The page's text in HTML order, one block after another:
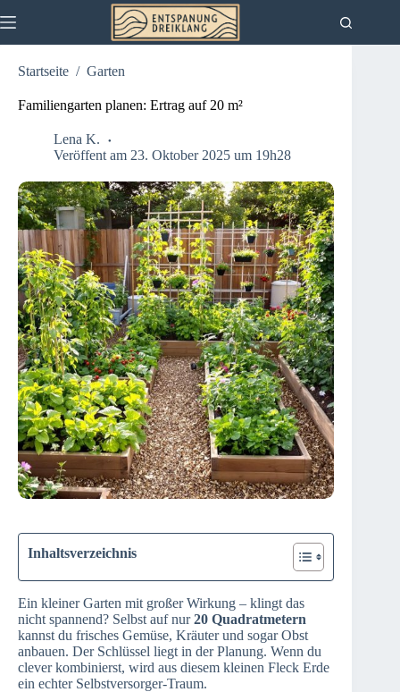
Inhalt
Startseite / Garten
Familiengarten planen: Ertrag auf 20 m²
Lena K.
Veröffent am 23. Oktober 2025 um 19h28
Inhaltsverzeichnis
Ein kleiner Garten mit großer Wirkung – klingt das
nicht spannend? Selbst auf nur20 Quadratmetern
kannst du frisches Gemüse, Kräuter und sogar Obst
anbauen. Der Schlüssel liegt in der Planung. Wenn du
clever kombinierst, wird aus diesem kleinen Fleck Erde
ein echter Selbstversorger-Traum.